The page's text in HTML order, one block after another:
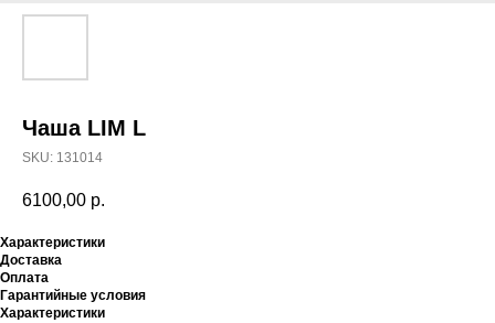
Чаша LIM L
SKU: 131014
6100,00 р.
Характеристики
Доставка
Оплата
Гарантийные условия
Характеристики